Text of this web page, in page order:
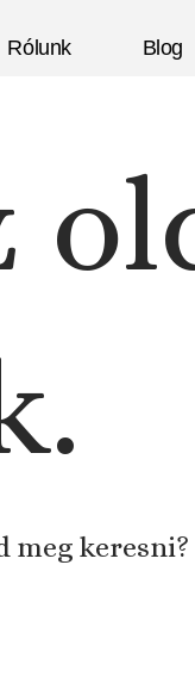
Rólunk Blog
meg keresni?